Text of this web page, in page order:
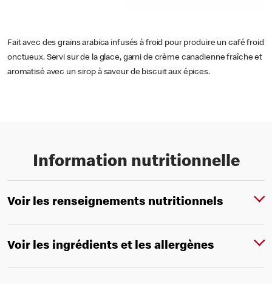
Fait avec des grains arabica infusés à froid pour produire un café froid
onctueux. Servi sur de la glace, garni de crème canadienne fraîche et
aromatisé avec un sirop à saveur de biscuit aux épices.
Information nutritionnelle
Voir les renseignements nutritionnels
Voir les ingrédients et les allergènes